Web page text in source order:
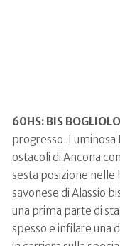
60HS: BIS
progresso. Luminosa
ostacoli di Ancona
sesta posizione nelle
savonese di Alassio
una prima parte di
spesso e infilare una